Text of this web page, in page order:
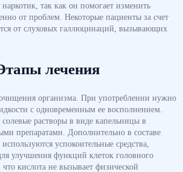
так как он помогает изменить
от проблем. Некоторые пациенты за счет
от слуховых галлюцинаций, вызывающих
лечения
организма. При употреблении нужно
с одновременным ее восполнением.
солевые растворы в виде капельницы в
препаратами. Дополнительно в составе
успокоительные средства,
улучшения функций клеток головного
кислота не вызывает физической